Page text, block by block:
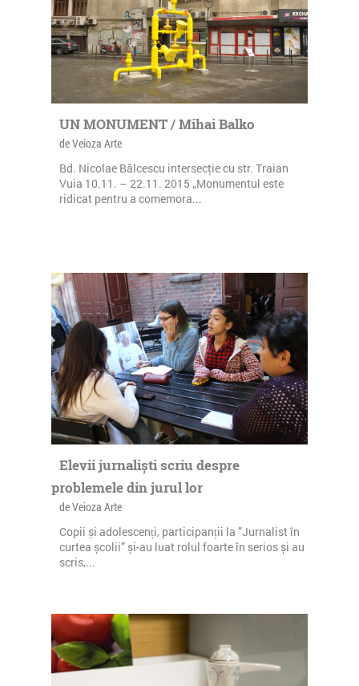
UN MONUMENT / Mihai Balko
de Veioza Arte
Bd. Nicolae Bălcescu intersecţie cu str. Traian
Vuia 10.11. – 22.11. 2015 „Monumentul este
ridicat pentru a comemora...
Elevii jurnaliști scriu despre
problemele din jurul lor
de Veioza Arte
Copii și adolescenți, participanții la ”Jurnalist în
curtea școlii” și-au luat rolul foarte în serios și au
scris,...